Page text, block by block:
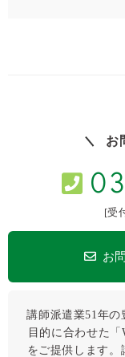
お
[受
お
講師派遣業51年
目的に合わせた「
をご提供します